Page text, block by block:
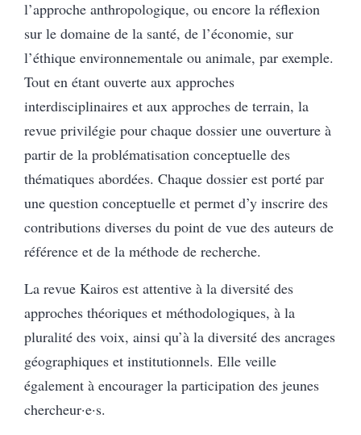
l’approche anthropologique, ou encore la réflexion
sur le domaine de la santé, de l’économie, sur
l’éthique environnementale ou animale, par exemple.
Tout en étant ouverte aux approches
interdisciplinaires et aux approches de terrain, la
revue privilégie pour chaque dossier une ouverture à
partir de la problématisation conceptuelle des
thématiques abordées. Chaque dossier est porté par
une question conceptuelle et permet d’y inscrire des
contributions diverses du point de vue des auteurs de
référence et de la méthode de recherche.
La revue Kairos est attentive à la diversité des
approches théoriques et méthodologiques, à la
pluralité des voix, ainsi qu’à la diversité des ancrages
géographiques et institutionnels. Elle veille
également à encourager la participation des jeunes
chercheur·e·s.